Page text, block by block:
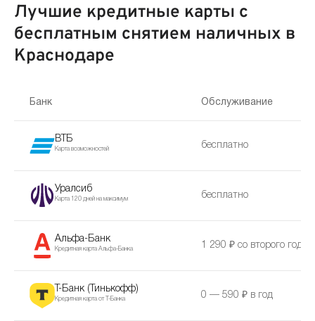
Лучшие кредитные карты с
бесплатным снятием наличных в
Краснодаре
Банк Обслуживание
ВТБ
Карта возможностей бесплатно
Уралсиб
Карта 120 дней на максимум бесплатно
Альфа-Банк
Кредитная карта Альфа-Банка 1 290 ₽ со второго года
Т-Банк (Тинькофф)
Кредитная карта от Т-Банка 0 — 590 ₽ в год